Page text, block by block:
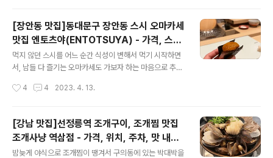
다 월~일 15:00 ~ 23:00 (매달 2,4번째 화요일 정기 휴
무) 천호119안전센터를 찾아서 고분다리전통시장쪽으로
쭉 직진해서 오다보면 돼지소개소가 보인다. 가게 내부는
넓진 않고 한 5~6 테이블 정도 있었던 것 같다. 늦은 시간
에 방문해서 한 테이블만 있었고, 날이 좋아서 문을 다 열어
살 1인분에 15,000원이다. 보통 다른 식당은 160g에 1인
[장안동 맛집]동대문구 장안동 스시 오마카세
맛집 엔토츠야(ENTOTSUYA) - 가격, 스시
종류, 위치, 주차, 맛 리뷰 내돈내산
먹지 않던 스시를 어느 순간 식성이 변해서 먹기 시작하면
서, 남들 다 즐기는 오마카세도 가보자 하는 마음으로 추천
네이버랑 캐치테이블 어플 둘 다 가능하다. 평일 기준으로
약금으로 진행되고 방문 당일 원하는 방법으로 재결제도
가능하다. 위치는 동대문구 한천로26길 48-12 듀펠센터
지하1층에 있고, 가장 가까운 지하철 역은 장한평역인데 역
4 4 2023. 4. 13.
[강남 맛집]선정릉역 조개구이, 조개찜 맛집
조개사냥 역삼점 - 가격, 위치, 주차, 맛 내돈
내산 리뷰
밤늦게 야식으로 조개찜이 땡겨서 구의동에 있는 박대박을